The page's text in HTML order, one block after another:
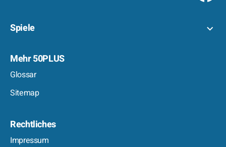
Spiele
Mehr 50PLUS
Glossar
Sitemap
Rechtliches
Impressum